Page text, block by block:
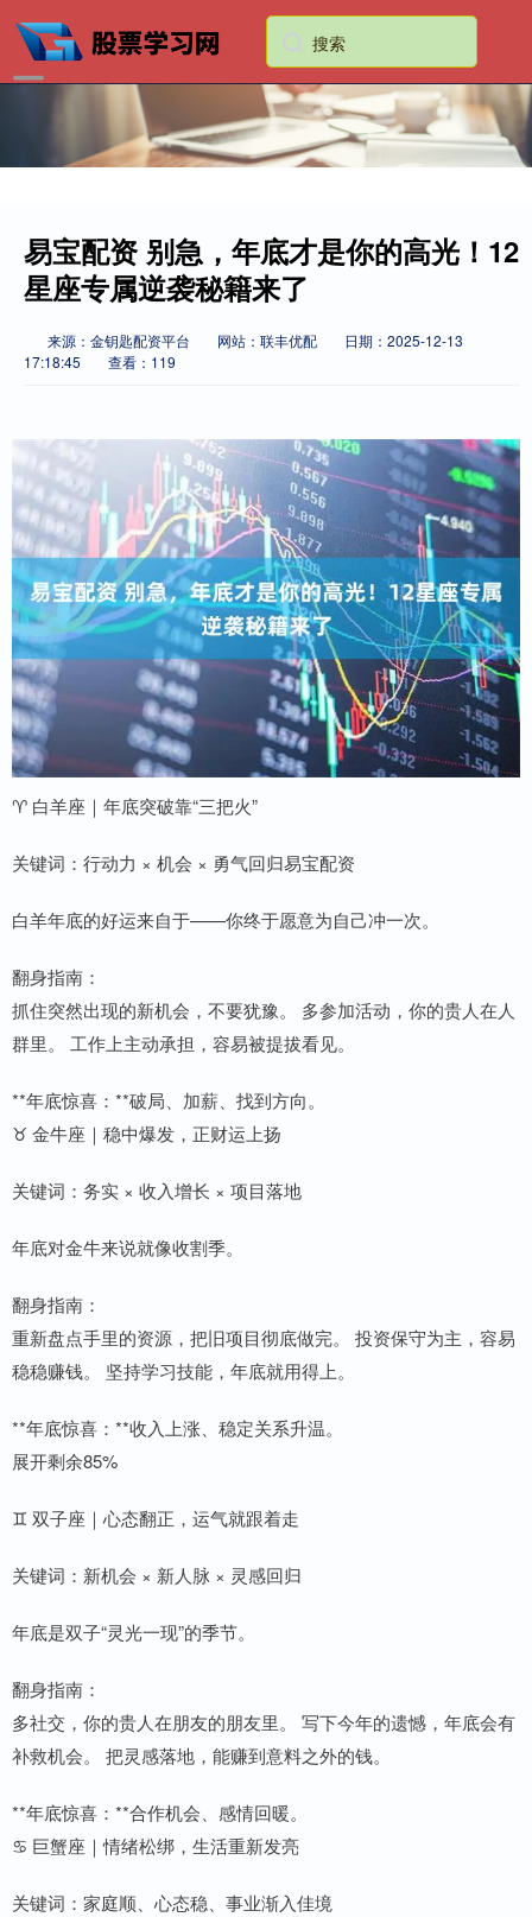
易宝配资 别急，年底才是你的高光！12
星座专属逆袭秘籍来了
来源：金钥匙配资平台 网站：联丰优配
日期：2025-12-13
17:18:45
查看：119
♈ 白羊座｜年底突破靠“三把火”
关键词：行动力 × 机会 × 勇气回归易宝配资
白羊年底的好运来自于——你终于愿意为自己冲一次。
翻身指南：
抓住突然出现的新机会，不要犹豫。 多参加活动，你的贵人在人
群里。 工作上主动承担，容易被提拔看见。
**年底惊喜：**破局、加薪、找到方向。
♉ 金牛座｜稳中爆发，正财运上扬
关键词：务实 × 收入增长 × 项目落地
年底对金牛来说就像收割季。
翻身指南：
重新盘点手里的资源，把旧项目彻底做完。 投资保守为主，容易
稳稳赚钱。 坚持学习技能，年底就用得上。
**年底惊喜：**收入上涨、稳定关系升温。
展开剩余85%
♊ 双子座｜心态翻正，运气就跟着走
关键词：新机会 × 新人脉 × 灵感回归
年底是双子“灵光一现”的季节。
翻身指南：
多社交，你的贵人在朋友的朋友里。 写下今年的遗憾，年底会有
补救机会。 把灵感落地，能赚到意料之外的钱。
**年底惊喜：**合作机会、感情回暖。
♋ 巨蟹座｜情绪松绑，生活重新发亮
关键词：家庭顺、心态稳、事业渐入佳境